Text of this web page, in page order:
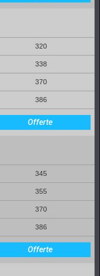
320
338
370
386
Offerte
345
355
370
386
Offerte